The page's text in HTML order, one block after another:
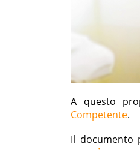
A questo
Competente.
Il documento